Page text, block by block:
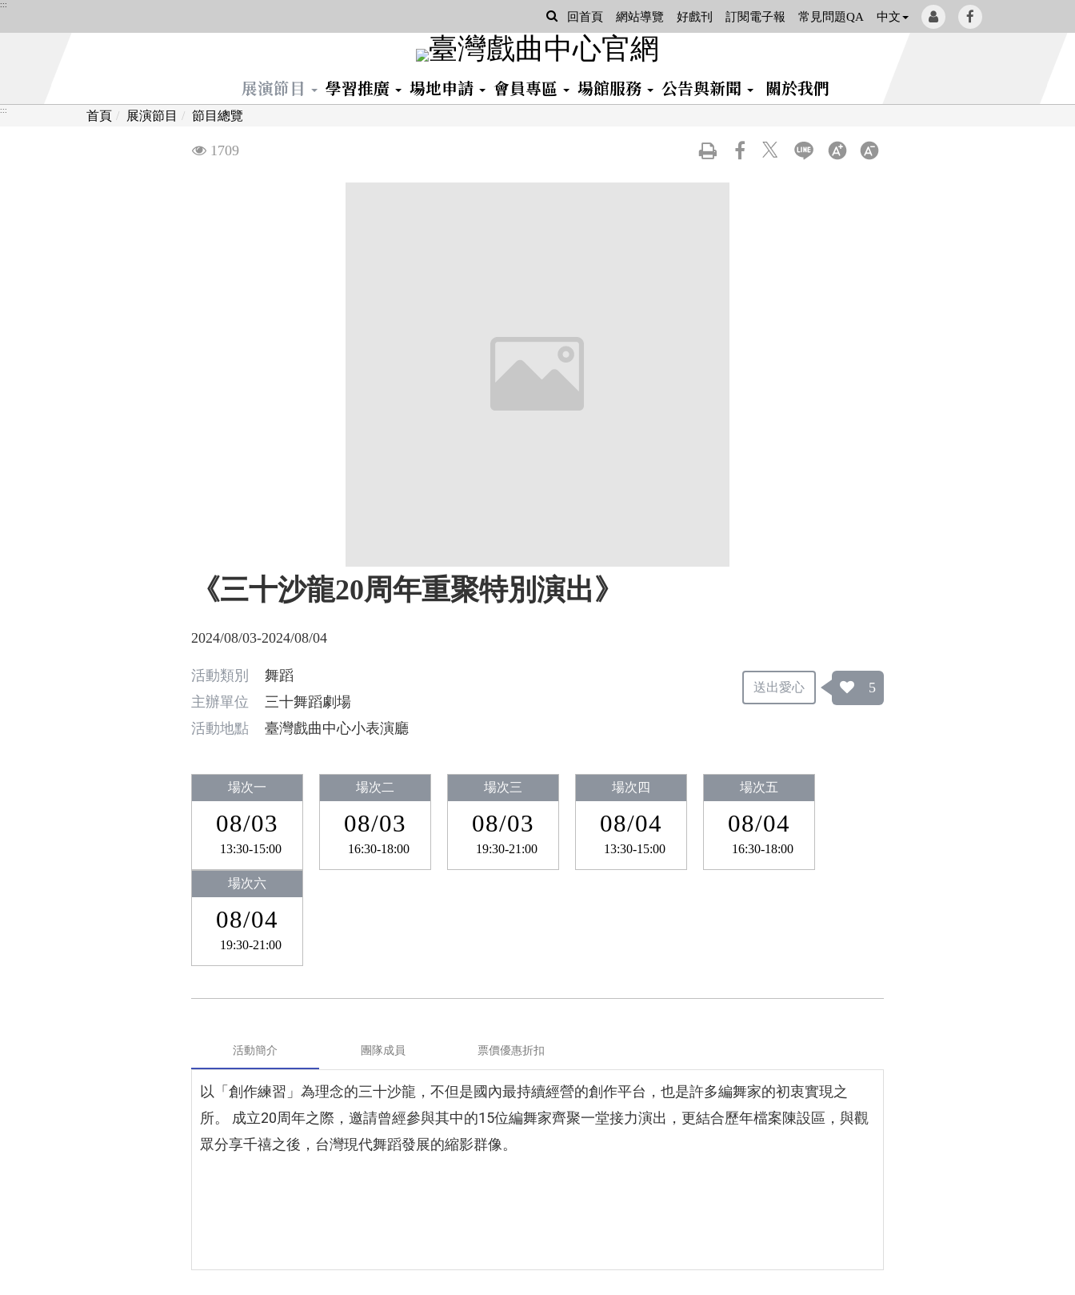
跳
到
容
:::
查
詢
回首頁 網站導覽 好戲刊 訂閱電子報 常見問題QA 中文
會
Facebook[另
窗]
展演節目 學習推廣 場地申請 會員專區 場館服務 公告與新聞 關於我們
::: 首頁 展演節目 節目總覽
觀1709
《三十沙龍20周年重聚特別演出》
2024/08/03-2024/08/04
活動類別
舞蹈
主辦單位
三十舞蹈劇場
活動地點
臺灣戲曲中心小表演廳
送出愛心 5
場次一
08/03
13:30-15:00
場次二
08/03
16:30-18:00
場次三
08/03
19:30-21:00
場次四
08/04
13:30-15:00
場次五
08/04
16:30-18:00
場次六
08/04
19:30-21:00
活動簡介 團隊成員 票價優惠折扣
以「創作練習」為理念的三十沙龍，不但是國內最持續經營的創作平台，也是許多編舞家的初衷實現之
所。 成立20周年之際，邀請曾經參與其中的15位編舞家齊聚一堂接力演出，更結合歷年檔案陳設區，與觀
眾分享千禧之後，台灣現代舞蹈發展的縮影群像。